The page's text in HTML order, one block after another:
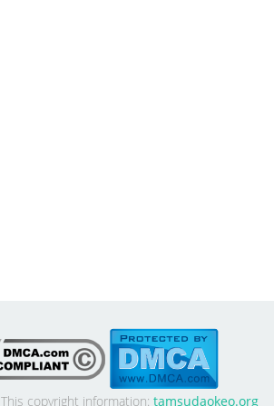
This copyright information: tamsudaokeo.org